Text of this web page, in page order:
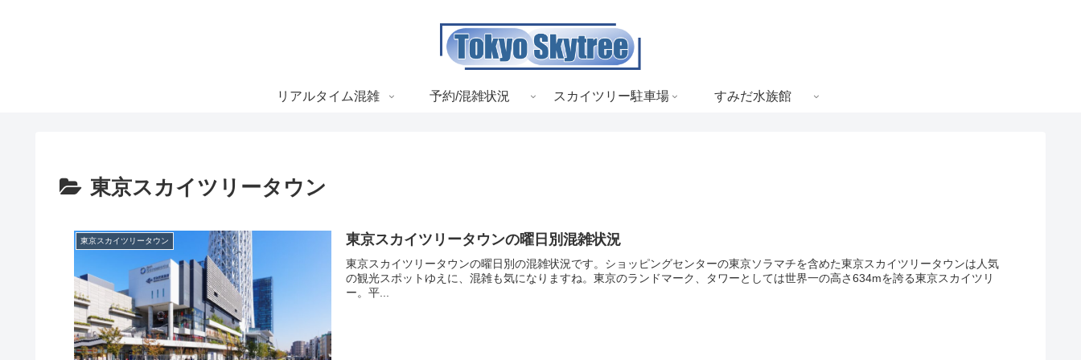
リアルタイム混雑 予約/混雑状況 スカイツリー駐車場 すみだ水族館
東京スカイツリータウン
東京スカイツリータウン 東京スカイツリータウンの曜日別混雑状況
東京スカイツリータウンの曜日別の混雑状況です。ショッピングセンターの東京ソラマチを含めた東京スカイツリータウンは人気
の観光スポットゆえに、混雑も気になりますね。東京のランドマーク、タワーとしては世界一の高さ634mを誇る東京スカイツリ
ー。平...